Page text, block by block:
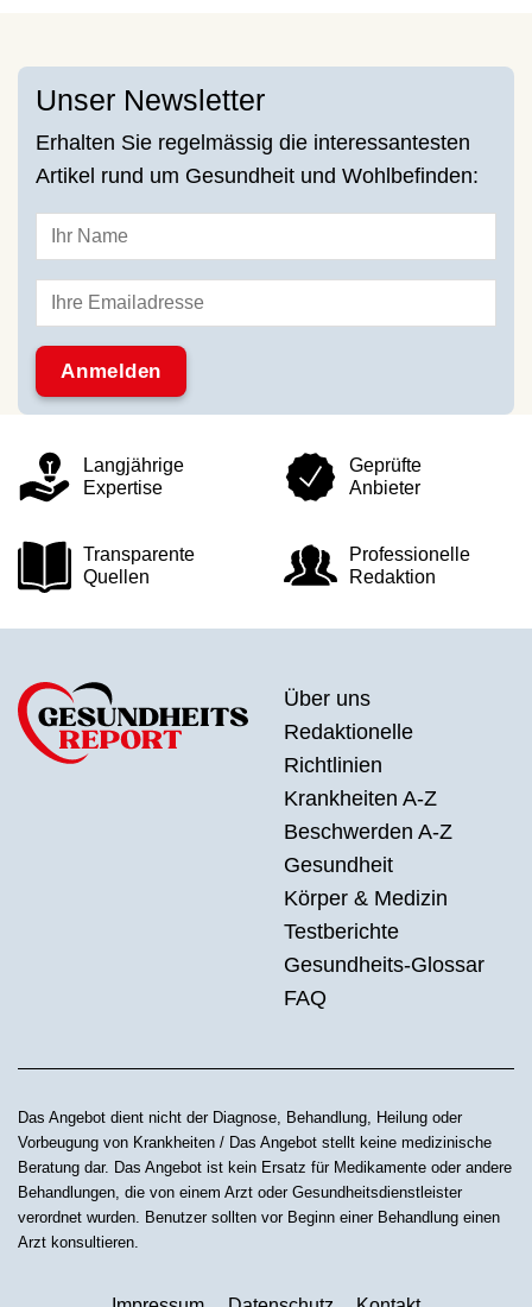
Unser Newsletter
Erhalten Sie regelmässig die interessantesten
Artikel rund um Gesundheit und Wohlbefinden:
Langjährige
Expertise
Geprüfte
Anbieter
Transparente
Quellen
Professionelle
Redaktion
Über uns
Redaktionelle
Richtlinien
Krankheiten A-Z
Beschwerden A-Z
Gesundheit
Körper & Medizin
Testberichte
Gesundheits-Glossar
FAQ
Das Angebot dient nicht der Diagnose, Behandlung, Heilung oder
Vorbeugung von Krankheiten / Das Angebot stellt keine medizinische
Beratung dar. Das Angebot ist kein Ersatz für Medikamente oder andere
Behandlungen, die von einem Arzt oder Gesundheitsdienstleister
verordnet wurden. Benutzer sollten vor Beginn einer Behandlung einen
Arzt konsultieren.